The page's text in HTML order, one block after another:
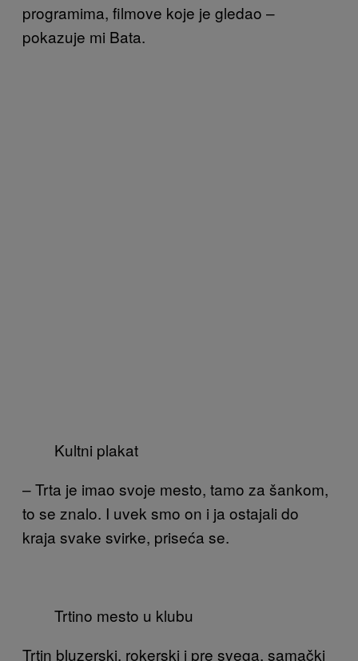
programima, filmove koje je gledao –
pokazuje mi Bata.
Kultni plakat
– Trta je imao svoje mesto, tamo za šankom,
to se znalo. I uvek smo on i ja ostajali do
kraja svake svirke, priseća se.
Trtino mesto u klubu
Trtin bluzerski, rokerski i pre svega, samački